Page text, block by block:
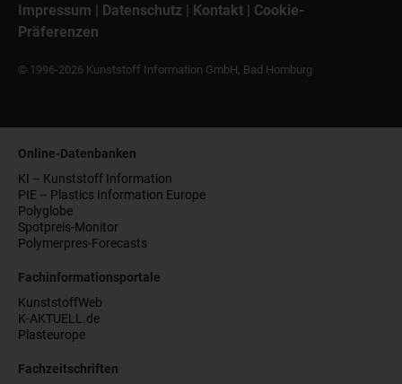
Impressum | Datenschutz | Kontakt | Cookie-
Präferenzen
© 1996-2026 Kunststoff Information GmbH, Bad Homburg
Online-Datenbanken
KI – Kunststoff Information
PIE – Plastics Information Europe
Polyglobe
Spotpreis-Monitor
Polymerpres-Forecasts
Fachinformationsportale
KunststoffWeb
K-AKTUELL.de
Plasteurope
Fachzeitschriften